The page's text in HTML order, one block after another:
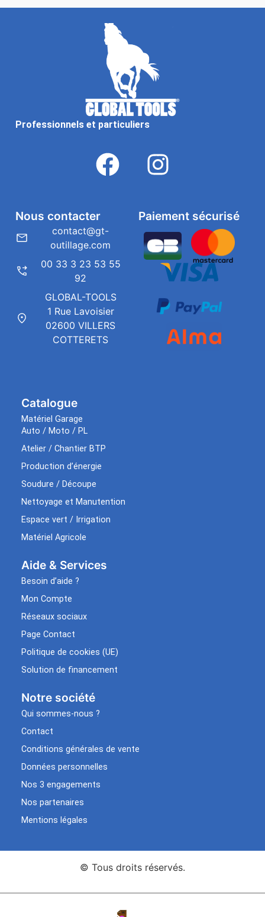
Professionnels et particuliers
Catalogue
Matériel Garage
Auto / Moto / PL
Atelier / Chantier BTP
Production d’énergie
Soudure / Découpe
Nettoyage et Manutention
Espace vert / Irrigation
Matériel Agricole
Aide & Services​
Besoin d’aide ?
Mon Compte
Réseaux sociaux
Page Contact
Politique de cookies (UE)
Solution de financement
Notre société
Qui sommes-nous ?
Contact
Conditions générales de vente
Données personnelles
Nos 3 engagements
Nos partenaires
Mentions légales
Paiement sécurisé
Nous contacter
contact@gt-
outillage.com
00 33 3 23 53 55
92
GLOBAL-TOOLS
1 Rue Lavoisier
02600 VILLERS
COTTERETS
© Tous droits réservés.